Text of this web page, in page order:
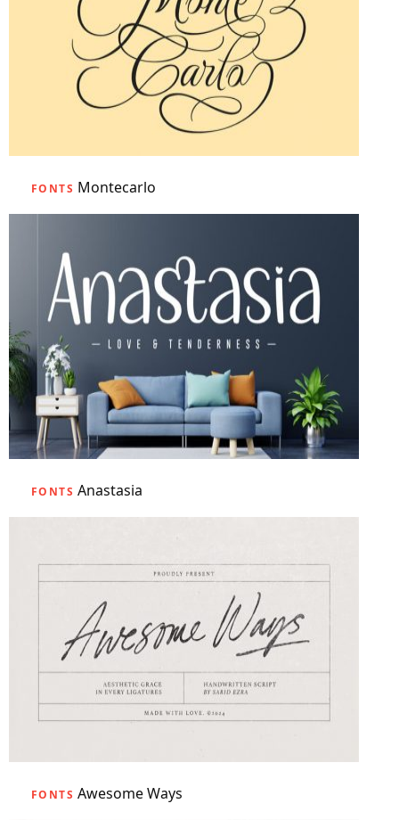
FONTS Montecarlo
FONTS Anastasia
FONTS Awesome Ways